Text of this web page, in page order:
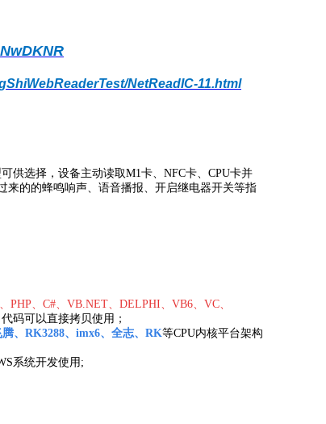
NetReadIC-11.html
供选择，设备主动读取M1卡、NFC卡、CPU卡并
来的的蜂鸣响声、语音播报、开启继电器开关等指
PHP、C#、VB.NET、DELPHI、VB6、VC、
码可以直接拷贝使用；
、RK3288、imx6、全志、RK等CPU内核平台架构
系统开发使用;